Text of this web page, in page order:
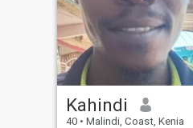
Kahindi
40 • Malindi, Coast, Kenia